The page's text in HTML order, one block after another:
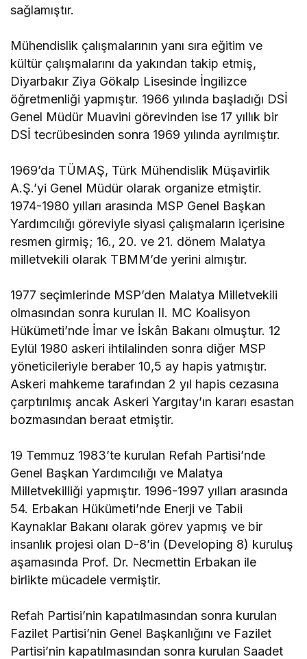
sağlamıştır.
Mühendislik çalışmalarının yanı sıra eğitim ve
kültür çalışmalarını da yakından takip etmiş,
Diyarbakır Ziya Gökalp Lisesinde İngilizce
öğretmenliği yapmıştır. 1966 yılında başladığı DSİ
Genel Müdür Muavini görevinden ise 17 yıllık bir
DSİ tecrübesinden sonra 1969 yılında ayrılmıştır.
1969’da TÜMAŞ, Türk Mühendislik Müşavirlik
A.Ş.’yi Genel Müdür olarak organize etmiştir.
1974-1980 yılları arasında MSP Genel Başkan
Yardımcılığı göreviyle siyasi çalışmaların içerisine
resmen girmiş; 16., 20. ve 21. dönem Malatya
milletvekili olarak TBMM’de yerini almıştır.
1977 seçimlerinde MSP’den Malatya Milletvekili
olmasından sonra kurulan II. MC Koalisyon
Hükümeti’nde İmar ve İskân Bakanı olmuştur. 12
Eylül 1980 askeri ihtilalinden sonra diğer MSP
yöneticileriyle beraber 10,5 ay hapis yatmıştır.
Askeri mahkeme tarafından 2 yıl hapis cezasına
çarptırılmış ancak Askeri Yargıtay’ın kararı esastan
bozmasından beraat etmiştir.
19 Temmuz 1983’te kurulan Refah Partisi’nde
Genel Başkan Yardımcılığı ve Malatya
Milletvekilliği yapmıştır. 1996-1997 yılları arasında
54. Erbakan Hükümeti’nde Enerji ve Tabii
Kaynaklar Bakanı olarak görev yapmış ve bir
insanlık projesi olan D-8’in (Developing 8) kuruluş
aşamasında Prof. Dr. Necmettin Erbakan ile
birlikte mücadele vermiştir.
Refah Partisi’nin kapatılmasından sonra kurulan
Fazilet Partisi’nin Genel Başkanlığını ve Fazilet
Partisi’nin kapatılmasından sonra kurulan Saadet